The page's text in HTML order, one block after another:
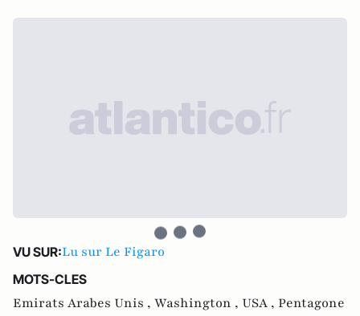
VU SUR:Lu sur Le Figaro
MOTS-CLES
Emirats Arabes Unis , Washington , USA , Pentagone